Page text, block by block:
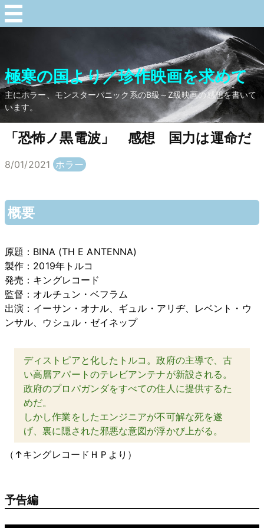
極寒の国より／珍作映画を求めて
主にホラー、モンスターパニック系のB級～Z級映画の感想を書いて
います。
「恐怖ノ黒電波」 感想 国力は運命だ
8/01/2021 ホラー
概要
原題：BINA (TH E ANTENNA)
製作：2019年トルコ
発売：キングレコード
監督：オルチュン・ベフラム
出演：イーサン・オナル、ギュル・アリヂ、レベント・ウ
ンサル、ウシュル・ゼイネップ
ディストピアと化したトルコ。政府の主導で、古
い高層アパートのテレビアンテナが新設される。
政府のプロパガンダをすべての住人に提供するた
めだ。
しかし作業をしたエンジニアが不可解な死を遂
げ、裏に隠された邪悪な意図が浮かび上がる。
（↑キングレコードＨＰより）
予告編